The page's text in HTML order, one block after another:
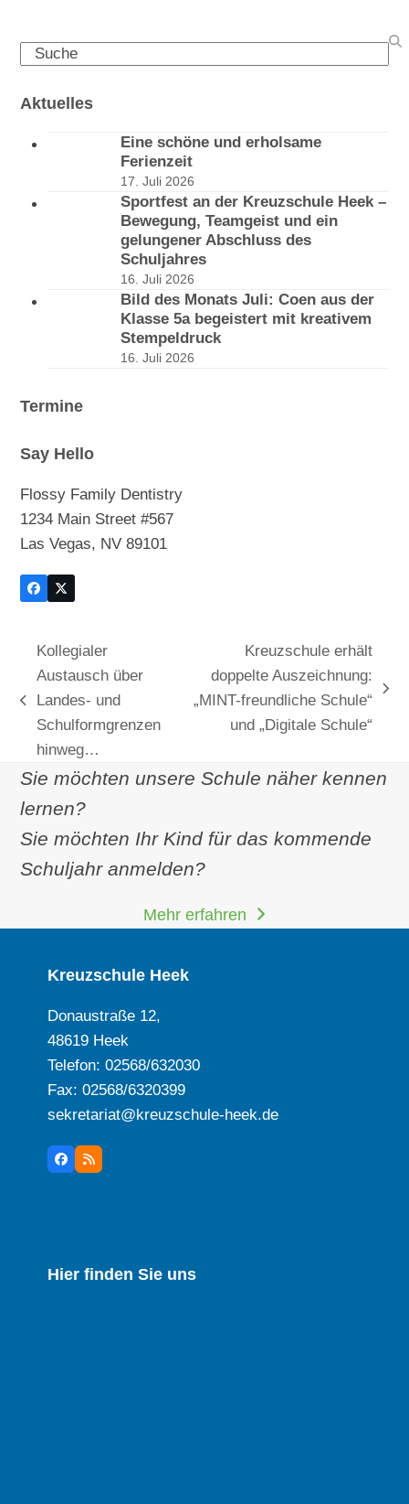
Search
Aktuelles
Eine schöne und erholsame
Ferienzeit
17. Juli 2026
Sportfest an der Kreuzschule Heek –
Bewegung, Teamgeist und ein
gelungener Abschluss des
Schuljahres
16. Juli 2026
Bild des Monats Juli: Coen aus der
Klasse 5a begeistert mit kreativem
Stempeldruck
16. Juli 2026
Termine
Say Hello
Flossy Family Dentistry
1234 Main Street #567
Las Vegas, NV 89101
Facebook
Twitter
(deprecated)
vorheriger
Beitrag:
Kollegialer
Austausch über
Landes- und
Schulformgrenzen
hinweg…
Nächster
Beitrag:
Kreuzschule erhält
doppelte Auszeichnung:
„MINT-freundliche Schule“
und „Digitale Schule“
Sie möchten unsere Schule näher kennen
lernen?
Sie möchten Ihr Kind für das kommende
Schuljahr anmelden?
Mehr erfahren
Kreuzschule Heek
Donaustraße 12,
48619 Heek
Telefon: 02568/632030
Fax: 02568/6320399
sekretariat@kreuzschule-heek.de
Facebook
RSS
Hier finden Sie uns